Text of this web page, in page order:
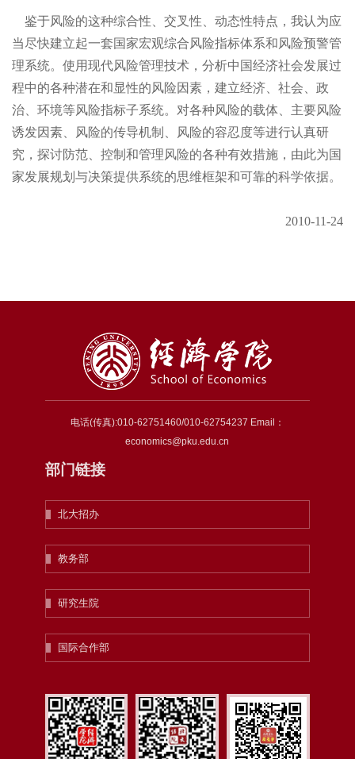
鉴于风险的这种综合性、交叉性、动态性特点，我认为应
当尽快建立起一套国家宏观综合风险指标体系和风险预警管
理系统。使用现代风险管理技术，分析中国经济社会发展过
程中的各种潜在和显性的风险因素，建立经济、社会、政
治、环境等风险指标子系统。对各种风险的载体、主要风险
诱发因素、风险的传导机制、风险的容忍度等进行认真研
究，探讨防范、控制和管理风险的各种有效措施，由此为国
家发展规划与决策提供系统的思维框架和可靠的科学依据。
2010-11-24
电话(传真):010-62751460/010-62754237 Email：
economics@pku.edu.cn
部门链接
北大招办
教务部
研究生院
国际合作部